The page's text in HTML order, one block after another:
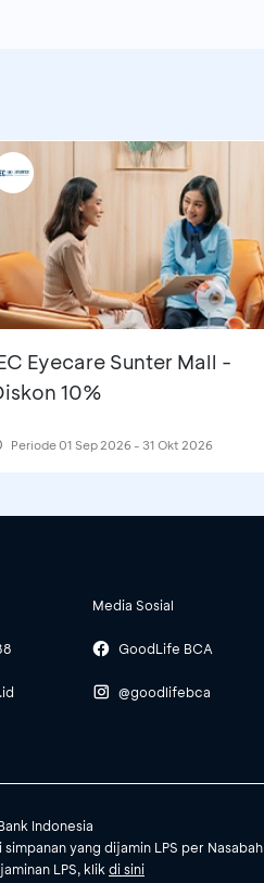
Eyecare Sunter Mall -
10%
Periode01 Sep 2026 - 31 Okt 2026
Media Sosial
GoodLife BCA
@goodlifebca
Indonesia
yang dijamin LPS per Nasabah
LPS, klik di sini